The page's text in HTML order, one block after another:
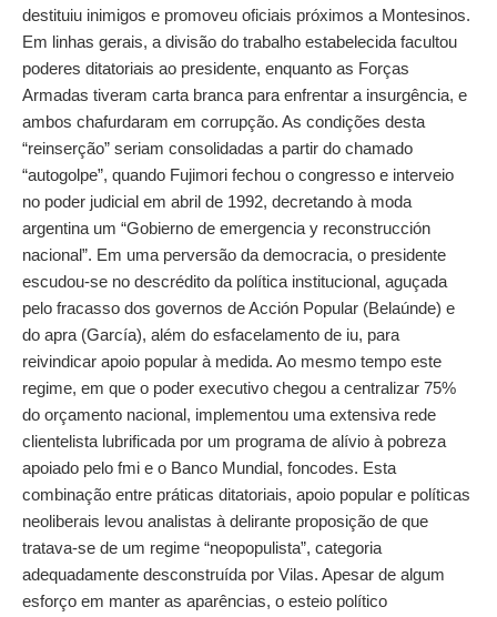
destituiu inimigos e promoveu oficiais próximos a Montesinos.
Em linhas gerais, a divisão do trabalho estabelecida facultou
poderes ditatoriais ao presidente, enquanto as Forças
Armadas tiveram carta branca para enfrentar a insurgência, e
ambos chafurdaram em corrupção. As condições desta
“reinserção” seriam consolidadas a partir do chamado
“autogolpe”, quando Fujimori fechou o congresso e interveio
no poder judicial em abril de 1992, decretando à moda
argentina um “Gobierno de emergencia y reconstrucción
nacional”. Em uma perversão da democracia, o presidente
escudou‐se no descrédito da política institucional, aguçada
pelo fracasso dos governos de Acción Popular (Belaúnde) e
do apra (García), além do esfacelamento de iu, para
reivindicar apoio popular à medida. Ao mesmo tempo este
regime, em que o poder executivo chegou a centralizar 75%
do orçamento nacional, implementou uma extensiva rede
clientelista lubrificada por um programa de alívio à pobreza
apoiado pelo fmi e o Banco Mundial, foncodes. Esta
combinação entre práticas ditatoriais, apoio popular e políticas
neoliberais levou analistas à delirante proposição de que
tratava‐se de um regime “neopopulista”, categoria
adequadamente desconstruída por Vilas. Apesar de algum
esforço em manter as aparências, o esteio político